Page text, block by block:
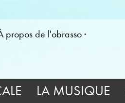
propos de l'obrasso
LA MUSIQUE